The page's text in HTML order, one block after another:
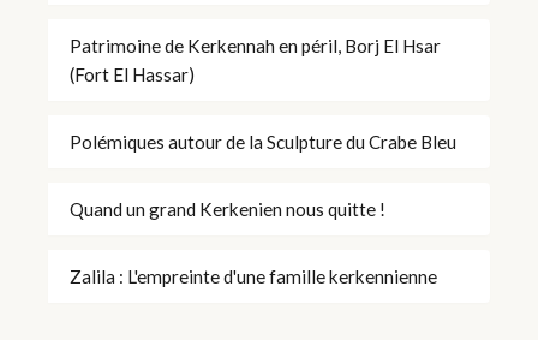
Patrimoine de Kerkennah en péril, Borj El Hsar
(Fort El Hassar)
Polémiques autour de la Sculpture du Crabe Bleu
Quand un grand Kerkenien nous quitte !
Zalila : L'empreinte d'une famille kerkennienne